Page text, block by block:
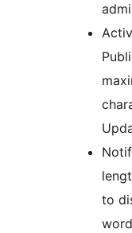
to